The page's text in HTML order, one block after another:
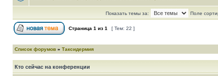
Показать темы за: Поле
Страница 1 из 1 [ Тем: 22 ]
Список форумов » Таксидермия
Кто сейчас на конференции